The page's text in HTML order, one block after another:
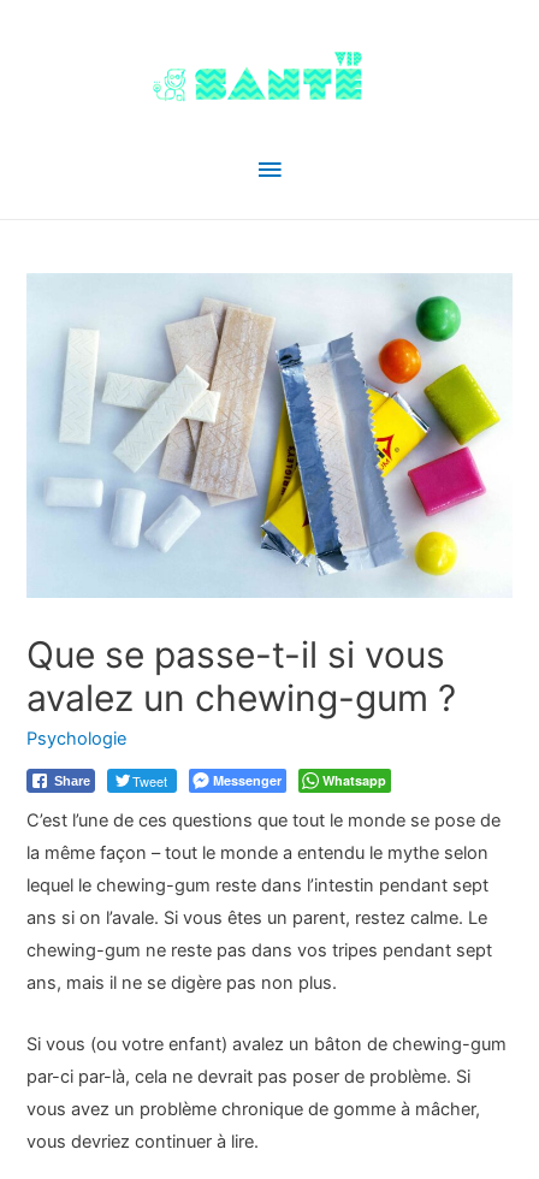
Menu
Que se passe-t-il si vous
avalez un chewing-gum ?
Psychologie
Share Tweet Messenger Whatsapp
C’est l’une de ces questions que tout le monde se pose de
la même façon – tout le monde a entendu le mythe selon
lequel le chewing-gum reste dans l’intestin pendant sept
ans si on l’avale. Si vous êtes un parent, restez calme. Le
chewing-gum ne reste pas dans vos tripes pendant sept
ans, mais il ne se digère pas non plus.
Si vous (ou votre enfant) avalez un bâton de chewing-gum
par-ci par-là, cela ne devrait pas poser de problème. Si
vous avez un problème chronique de gomme à mâcher,
vous devriez continuer à lire.